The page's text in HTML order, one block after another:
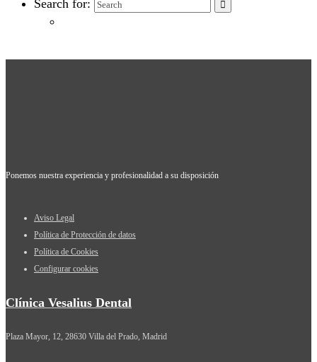
Search for:
Ponemos nuestra experiencia y profesionalidad a su disposición
Aviso Legal
Política de Protección de datos
Política de Cookies
Configurar cookies
Clínica Vesalius Dental
Plaza Mayor, 12, 28630 Villa del Prado, Madrid